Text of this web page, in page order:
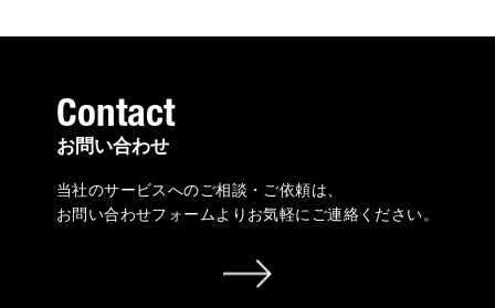
Contact
お問い合わせ
当社のサービスへのご相談・ご依頼は、
お問い合わせフォームよりお気軽にご連絡ください。